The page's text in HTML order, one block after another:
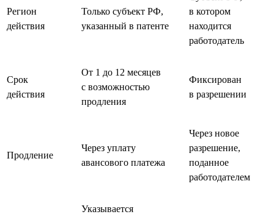
Регион
действия
Только субъект РФ,
указанный в патенте
в котором
находится
работодатель
Срок
действия
От 1 до 12 месяцев
с возможностью
продления
Фиксирован
в разрешении
Продление
Через уплату
авансового платежа
Через новое
разрешение,
поданное
работодателем
Указывается